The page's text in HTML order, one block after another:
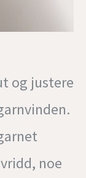
og justere
noe